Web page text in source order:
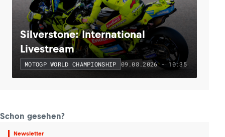
Silverstone: International
Livestream
MOTOGP WORLD CHAMPIONSHIP 09.08.2026 - 10:35
Schon gesehen?
Newsletter